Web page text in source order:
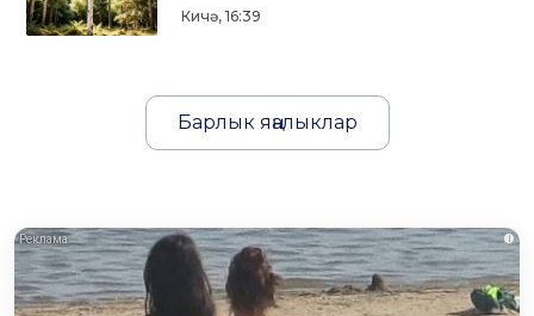
Кичә, 16:39
Барлык яңалыклар
i